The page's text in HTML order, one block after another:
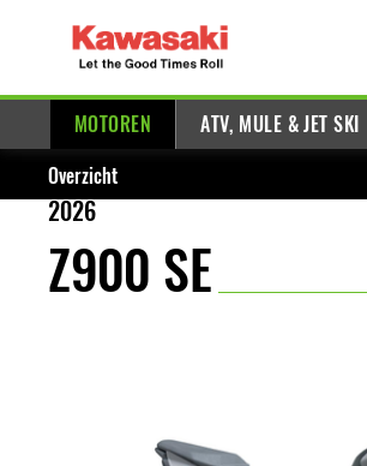
MOTOREN ATV, MULE & JET SKI
Overzicht
2026
Z900 SE